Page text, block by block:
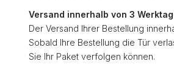
Versand innerhalb von 3
Der Versand Ihrer Bestellung
Sobald Ihre Bestellung die Tür
Sie Ihr Paket verfolgen können.